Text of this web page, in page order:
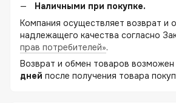
Наличными при покупке.
Компания осуществляет возврат и
надлежащего качества согласно
прав потребителей».
Возврат и обмен товаров возможен
дней после получения товара